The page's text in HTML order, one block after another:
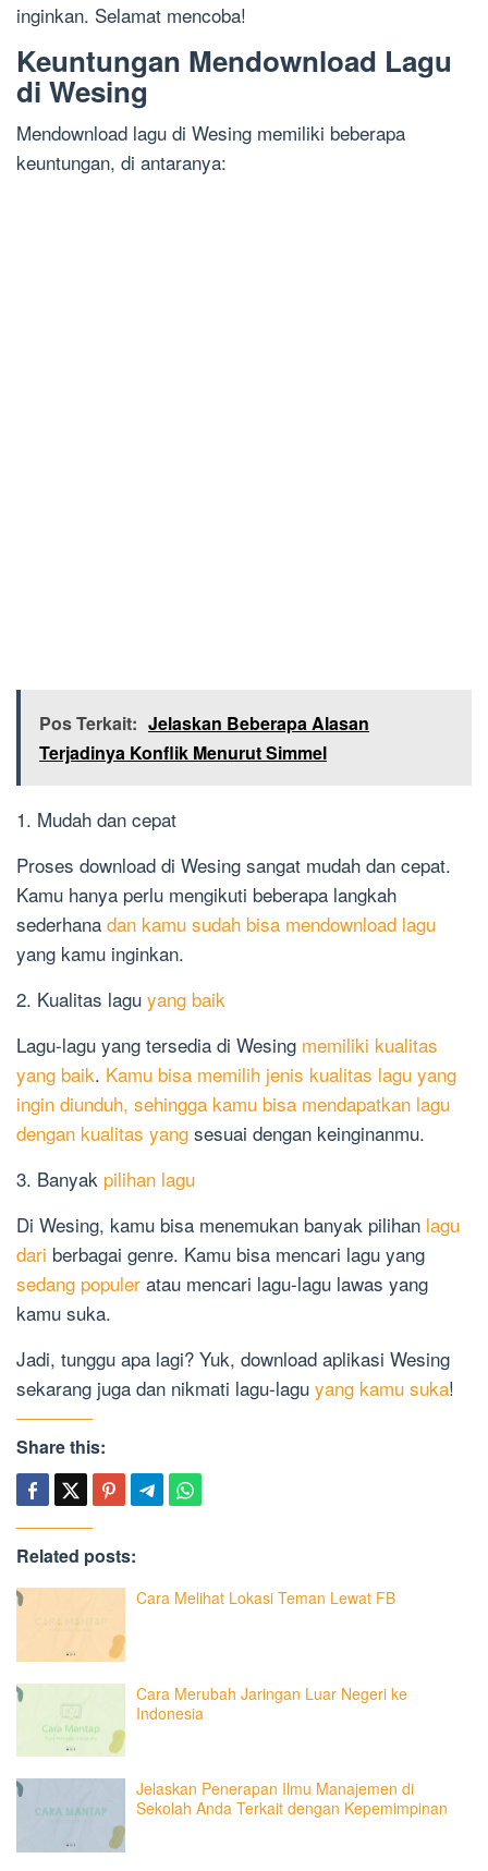
inginkan. Selamat mencoba!
Keuntungan Mendownload Lagu
di Wesing
Mendownload lagu di Wesing memiliki beberapa
keuntungan, di antaranya:
Pos Terkait: Jelaskan Beberapa Alasan
Terjadinya Konflik Menurut Simmel
1. Mudah dan cepat
Proses download di Wesing sangat mudah dan cepat.
Kamu hanya perlu mengikuti beberapa langkah
sederhana dan kamu sudah bisa mendownload lagu
yang kamu inginkan.
2. Kualitas lagu yang baik
Lagu-lagu yang tersedia di Wesing memiliki kualitas
yang baik. Kamu bisa memilih jenis kualitas lagu yang
ingin diunduh, sehingga kamu bisa mendapatkan lagu
dengan kualitas yang sesuai dengan keinginanmu.
3. Banyak pilihan lagu
Di Wesing, kamu bisa menemukan banyak pilihan lagu
dari berbagai genre. Kamu bisa mencari lagu yang
sedang populer atau mencari lagu-lagu lawas yang
kamu suka.
Jadi, tunggu apa lagi? Yuk, download aplikasi Wesing
sekarang juga dan nikmati lagu-lagu yang kamu suka!
Share this:
Related posts:
Cara Melihat Lokasi Teman Lewat FB
Cara Merubah Jaringan Luar Negeri ke
Indonesia
Jelaskan Penerapan Ilmu Manajemen di
Sekolah Anda Terkait dengan Kepemimpinan